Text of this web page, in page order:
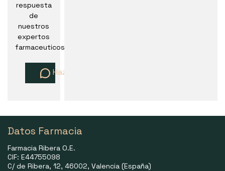
respuesta
de
nuestros
expertos
farmaceuticos
Haz una pregunta
Datos Farmacia
Farmacia Ribera O.E.
CIF: E44755098
C/ de Ribera, 12, 46002, Valencia (España)